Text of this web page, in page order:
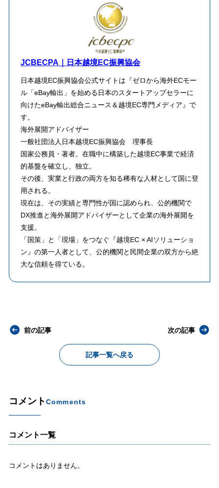
JCBECPA｜日本越境EC振興協会
日本越境EC振興協会公式サイトは『ゼロから海外ECモー
ル「eBay輸出」を始める日本のスタートアップセラーに
向けたeBay輸出総合ニュース＆越境EC専門メディア』で
す。
海外展開アドバイザー
一般社団法人日本越境EC振興協会 理事長
​国家公務員・著者。在職中に構築した越境EC事業で経済
的基盤を確立し、独立。
その後、実業と行政の両方を知る稀有な人材として国に登
用される。
​現在は、その実績と専門性が国に認められ、公的機関で
DX推進と海外展開アドバイザーとして企業の海外展開を
支援。
「国策」と「現場」をつなぐ『越境EC × AIソリューショ
ン』の第一人者として、公的機関と民間企業の双方から絶
大な信頼を得ている。
前の記事
記事一覧へ戻る
次の記事
コメントComments
コメント一覧
コメントはありません。